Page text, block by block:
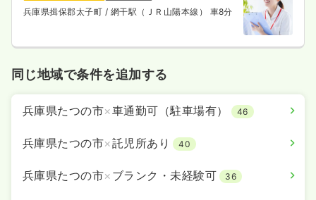
兵庫県揖保郡太子町 / 網干駅（ＪＲ山陽本線） 車8分
同じ地域で条件を追加する
兵庫県たつの市×車通勤可（駐車場有） 46
兵庫県たつの市×託児所あり 40
兵庫県たつの市× ブランク・未経験可 36